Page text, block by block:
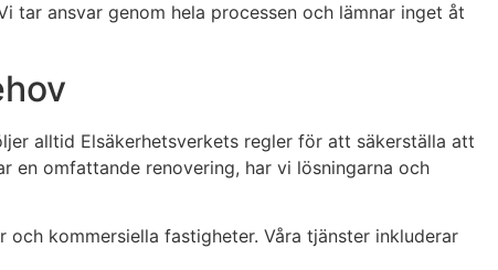
ansvar genom hela processen och lämnar inget åt
alltid Elsäkerhetsverkets regler för att säkerställa att
en omfattande renovering, har vi lösningarna och
kommersiella fastigheter. Våra tjänster inkluderar